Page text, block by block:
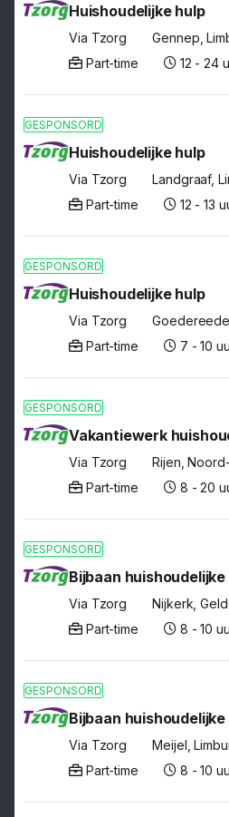
Huishoudelijke hulp
Via Tzorg
Gennep,
Part-time
12 - 24
GESPONSORD
Huishoudelijke hulp
Via Tzorg
Landgraaf,
Part-time
12 - 13
GESPONSORD
Huishoudelijke hulp
Via Tzorg
Part-time
7 - 10
GESPONSORD
Vakantiewerk
Via Tzorg
Rijen,
Part-time
8 - 20
GESPONSORD
Bijbaan huishoudelijke
Via Tzorg
Nijkerk,
Part-time
8 - 10
GESPONSORD
Bijbaan huishoudelijke
Via Tzorg
Meijel,
Part-time
8 - 10